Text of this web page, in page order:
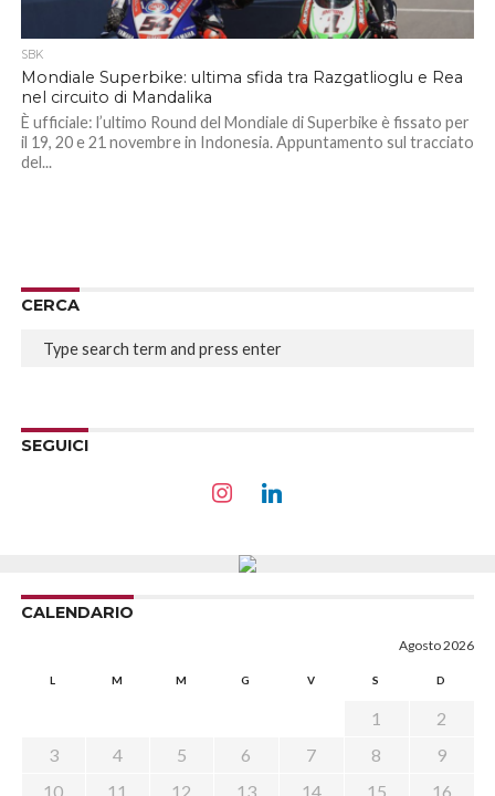
SBK
Mondiale Superbike: ultima sfida tra Razgatlioglu e Rea
nel circuito di Mandalika
È ufficiale: l’ultimo Round del Mondiale di Superbike è fissato per
il 19, 20 e 21 novembre in Indonesia. Appuntamento sul tracciato
del...
CERCA
SEGUICI
CALENDARIO
Agosto 2026
L M M G V S D
1
2
3
4 5 6 7 8
9
10
11 12 13 14 15
16